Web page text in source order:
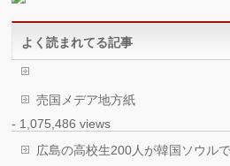
よく読まれてる記事
売国メデア地方紙
- 1,075,486 views
広島の高校生200人が韓国ソウル